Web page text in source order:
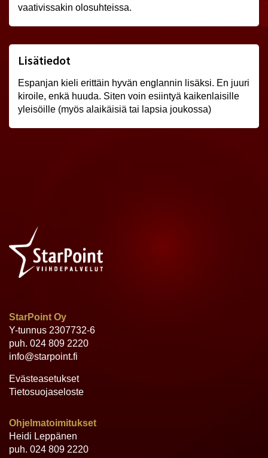
vaativissakin olosuhteissa.
Lisätiedot
Espanjan kieli erittäin hyvän englannin lisäksi. En juuri
kiroile, enkä huuda. Siten voin esiintyä kaikenlaisille
yleisöille (myös alaikäisiä tai lapsia joukossa)
StarPoint Oy
Y-tunnus 2307732-6
puh. 024 809 2220
info@starpoint.fi
Evästeasetukset
Tietosuojaseloste
Ohjelmatoimitukset
Heidi Leppänen
puh. 024 809 2220